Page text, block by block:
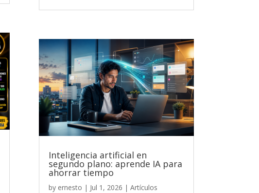
Inteligencia artificial en
segundo plano: aprende IA para
ahorrar tiempo
by ernesto | Jul 1, 2026 | Artículos